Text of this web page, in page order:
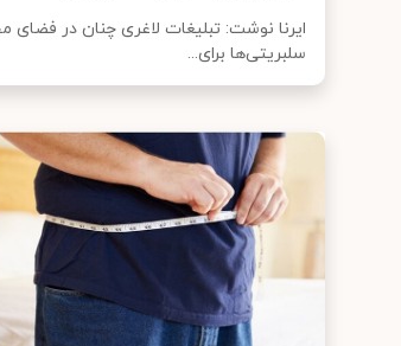
ایرنا نوشت: تبلیغات لاغری چنان در
سلبریتی‌ها برای...